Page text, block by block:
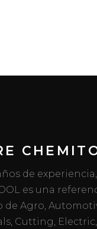
de experiencia,
es una
de Agro,
Cutting, Electric,